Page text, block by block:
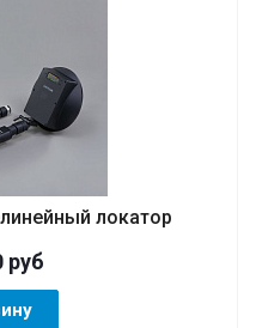
локатор
руб